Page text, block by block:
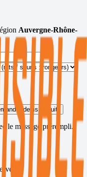
Auvergne-Rhône-
(devis gratuit)
le message prérempli.